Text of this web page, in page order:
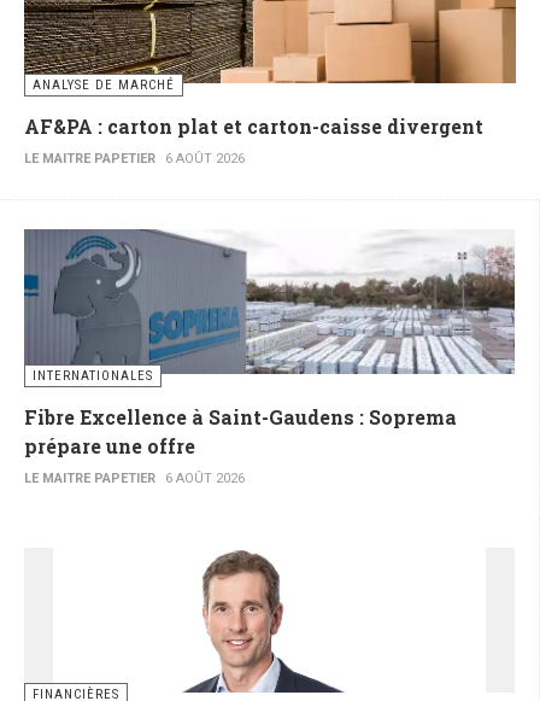
ANALYSE DE MARCHÉ
AF&PA : carton plat et carton-caisse divergent
LE MAITRE PAPETIER 6 AOÛT 2026
INTERNATIONALES
Fibre Excellence à Saint-Gaudens : Soprema
prépare une offre
LE MAITRE PAPETIER 6 AOÛT 2026
FINANCIÈRES